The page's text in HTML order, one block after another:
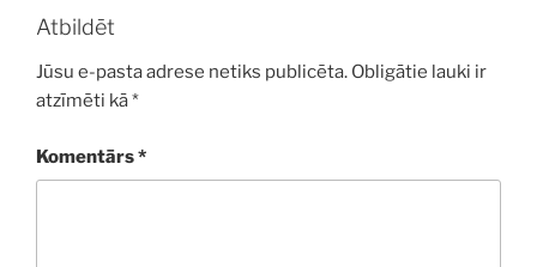
Atbildēt
Jūsu e-pasta adrese netiks publicēta. Obligātie lauki ir
atzīmēti kā*
Komentārs*